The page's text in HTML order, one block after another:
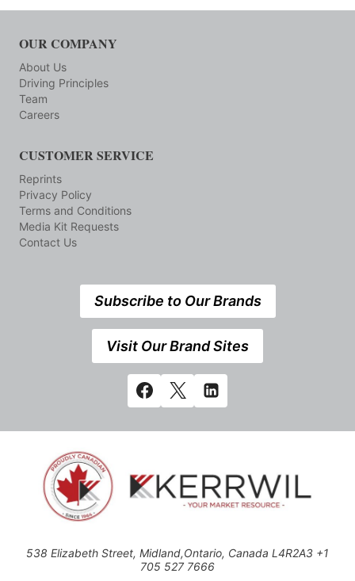
OUR COMPANY
About Us
Driving Principles
Team
Careers
CUSTOMER SERVICE
Reprints
Privacy Policy
Terms and Conditions
Media Kit Requests
Contact Us
Subscribe to Our Brands
Visit Our Brand Sites
538 Elizabeth Street, Midland,Ontario, Canada L4R2A3 +1
705 527 7666